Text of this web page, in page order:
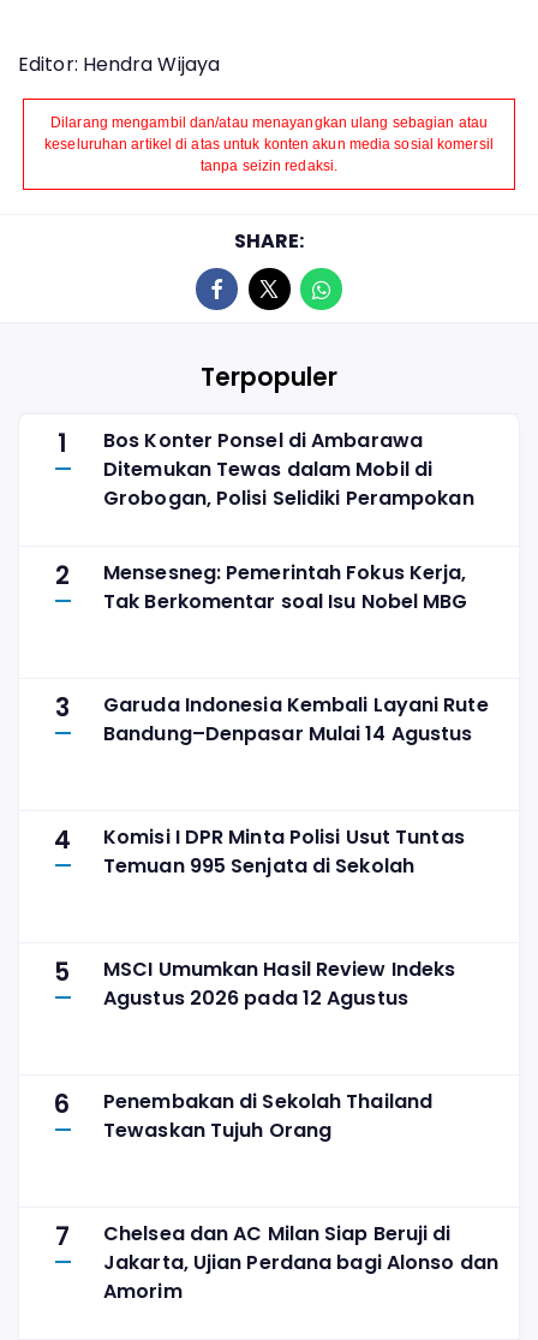
Editor: Hendra Wijaya
Dilarang mengambil dan/atau menayangkan ulang sebagian atau
keseluruhan artikel di atas untuk konten akun media sosial komersil
tanpa seizin redaksi.
SHARE:
Terpopuler
1
Bos Konter Ponsel di Ambarawa
Ditemukan Tewas dalam Mobil di
Grobogan, Polisi Selidiki Perampokan
2
Mensesneg: Pemerintah Fokus Kerja,
Tak Berkomentar soal Isu Nobel MBG
3
Garuda Indonesia Kembali Layani Rute
Bandung–Denpasar Mulai 14 Agustus
4
Komisi I DPR Minta Polisi Usut Tuntas
Temuan 995 Senjata di Sekolah
5
MSCI Umumkan Hasil Review Indeks
Agustus 2026 pada 12 Agustus
6
Penembakan di Sekolah Thailand
Tewaskan Tujuh Orang
7
Chelsea dan AC Milan Siap Beruji di
Jakarta, Ujian Perdana bagi Alonso dan
Amorim